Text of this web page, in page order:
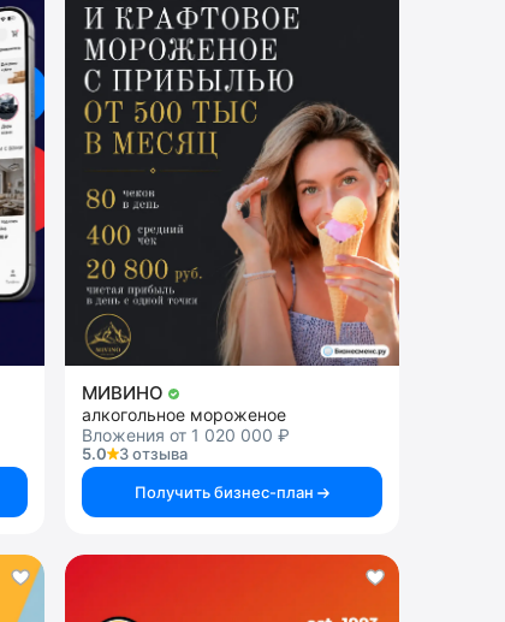
МИВИНО
алкогольное мороженое
Вложения от 1 020 000 ₽
5.0
3 отзыва
Получить бизнес-план